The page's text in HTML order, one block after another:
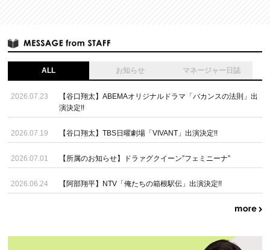
ALL お知らせ マネージャー日誌
2026.07.23
【谷口翔太】ABEMAオリジナルドラマ「バカンスの法則」出
演決定!!
2026.07.19 【谷口翔太】TBS日曜劇場「VIVANT」出演決定!!
2026.07.01 【所属のお知らせ】ドラァグクイーン”フェミニーナ”
2026.06.24 【阿部翔平】NTV「俺たちの箱根駅伝」出演決定!!